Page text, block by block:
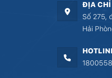
ĐỊA CHỈ
Số 275,
Hải